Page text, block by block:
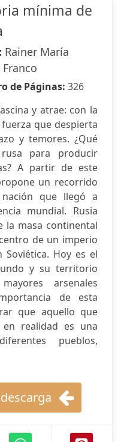
mínima de
Rainer María
de Páginas: 326
y atrae: con la
que despierta
y temores. ¿Qué
para producir
A partir de este
un recorrido
que llegó a
mundial. Rusia
la masa continental
de un imperio
Hoy es el
y su territorio
arsenales
de esta
que aquello que
en realidad es una
pueblos,